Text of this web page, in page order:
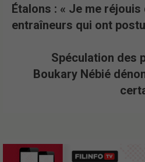
Étalons : « Je me
entraîneurs qui ont
Spéculation des
Boukary Nébié